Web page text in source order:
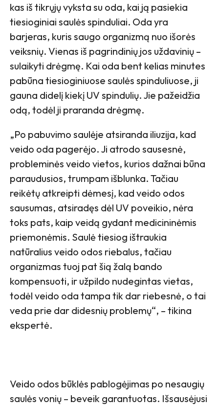
kas iš tikrųjų vyksta su oda, kai ją pasiekia
tiesioginiai saulės spinduliai. Oda yra
barjeras, kuris saugo organizmą nuo išorės
veiksnių. Vienas iš pagrindinių jos uždavinių –
sulaikyti drėgmę. Kai oda bent kelias minutes
pabūna tiesioginiuose saulės spinduliuose, ji
gauna didelį kiekį UV spindulių. Jie pažeidžia
odą, todėl ji praranda drėgmę.
„Po pabuvimo saulėje atsiranda iliuzija, kad
veido oda pagerėjo. Ji atrodo sausesnė,
probleminės veido vietos, kurios dažnai būna
paraudusios, trumpam išblunka. Tačiau
reikėtų atkreipti dėmesį, kad veido odos
sausumas, atsiradęs dėl UV poveikio, nėra
toks pats, kaip veidą gydant medicininėmis
priemonėmis. Saulė tiesiog ištraukia
natūralius veido odos riebalus, tačiau
organizmas tuoj pat šią žalą bando
kompensuoti, ir užpildo nudegintas vietas,
todėl veido oda tampa tik dar riebesnė, o tai
veda prie dar didesnių problemų“, – tikina
ekspertė.
Veido odos būklės pablogėjimas po nesaugių
saulės vonių – beveik garantuotas. Išsausėjusi